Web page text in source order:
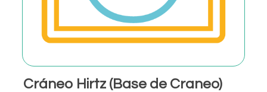
Cráneo Hirtz (Base de Craneo)